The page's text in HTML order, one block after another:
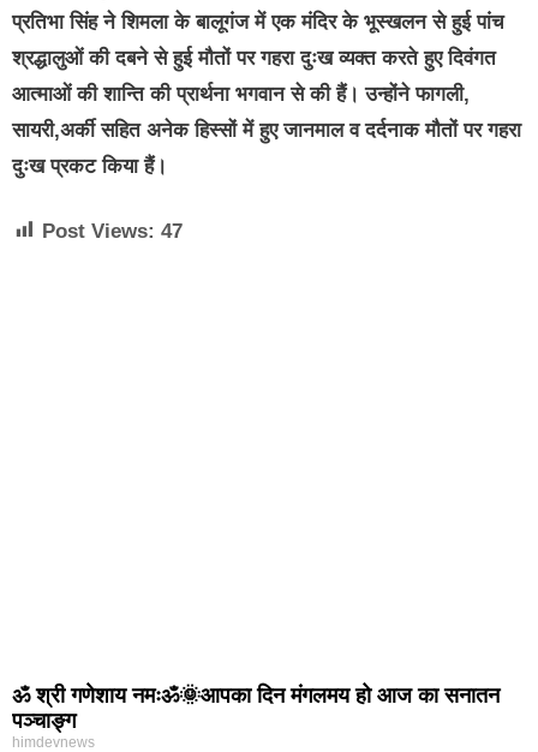
प्रतिभा सिंह ने शिमला के बालूगंज में एक मंदिर के भूस्खलन से हुई पांच
श्रद्धालुओं की दबने से हुई मौतों पर गहरा दुःख व्यक्त करते हुए दिवंगत
आत्माओं की शान्ति की प्रार्थना भगवान से की हैं। उन्होंने फागली,
सायरी,अर्की सहित अनेक हिस्सों में हुए जानमाल व दर्दनाक मौतों पर गहरा
दुःख प्रकट किया हैं।
Post Views: 47
ॐ श्री गणेशाय नमःॐ🌞आपका दिन मंगलमय हो आज का सनातन
पञ्चाङ्ग
himdevnews